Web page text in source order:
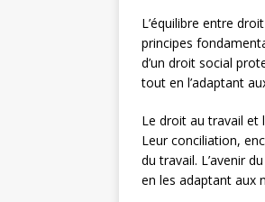
L’équilibre entre
principes
d’un droit social
tout en l’adaptant
Le droit au travail et
Leur conciliation,
du travail. L’avenir
en les adaptant aux